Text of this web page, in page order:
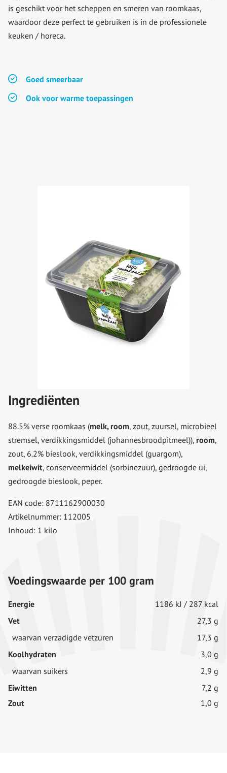
is geschikt voor het scheppen en smeren van roomkaas,
waardoor deze perfect te gebruiken is in de professionele
keuken / horeca.
Goed smeerbaar
Ook voor warme toepassingen
Ingrediënten
88.5% verse roomkaas (melk, room, zout, zuursel, microbieel
stremsel, verdikkingsmiddel (johannesbroodpitmeel)), room,
zout, 6.2% bieslook, verdikkingsmiddel (guargom),
melkeiwit, conserveermiddel (sorbinezuur), gedroogde ui,
gedroogde bieslook, peper.
EAN code: 8711162900030
Artikelnummer: 112005
Inhoud: 1 kilo
Voedingswaarde per 100 gram
Energie
1186 kJ / 287 kcal
Vet
27,3 g
waarvan verzadigde vetzuren
17,3 g
Koolhydraten
3,0 g
waarvan suikers
2,9 g
Eiwitten
7,2 g
Zout
1,0 g